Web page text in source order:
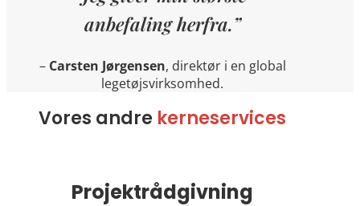
anbefaling herfra.”
– Carsten Jørgensen, direktør i en global
legetøjsvirksomhed.
Vores andre kerneservices
Projektrådgivning